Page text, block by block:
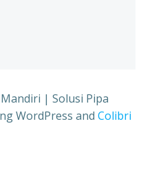
| Solusi Pipa
WordPress and Colibri